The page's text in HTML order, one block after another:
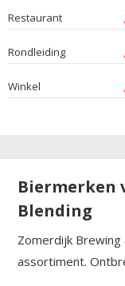
Restaurant
Rondleiding
Winkel
Biermerken
Blending
Zomerdijk
assortiment.